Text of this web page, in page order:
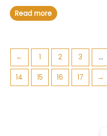
Read more
← 1 2 3 ...
14 15 16 17 →